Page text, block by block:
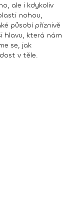
ale i kdykoliv
nohou,
působí příznivě
hlavu, která nám
se, jak
v těle.